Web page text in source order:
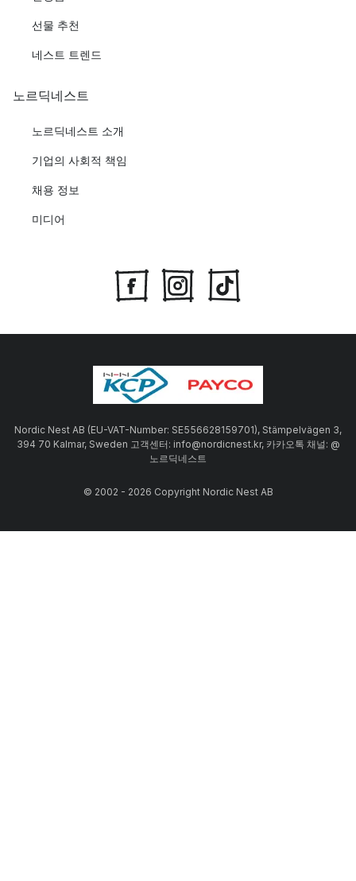
선물 추천
네스트 트렌드
노르딕네스트
노르딕네스트 소개
기업의 사회적 책임
채용 정보
미디어
Nordic Nest AB (EU-VAT-Number: SE556628159701), Stämpelvägen 3,
394 70 Kalmar, Sweden 고객센터: info@nordicnest.kr, 카카오톡 채널: @
노르딕네스트
© 2002 - 2026 Copyright Nordic Nest AB